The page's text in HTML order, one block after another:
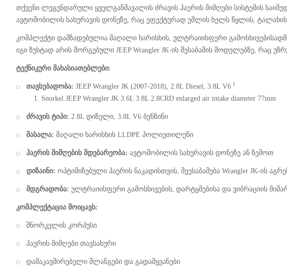
თქვენი ლეგენდარული ყველგანმავალის ძრავის ჰაერის მიმღები სისტემის
ავტომობილის სახურავის დონეზე, რაც ეფექტურად უშლის ხელს წყლის,
კომპლექტი დამზადებულია მაღალი ხარისხის, ულტრაიისფერი
იგი ზუსტად არის მორგებული JEEP Wrangler JK-ის შესაბამის მოდელებზე, რაც
ტექნიკური მახასიათებლები:
თავსებადობა: JEEP Wrangler JK (2007-2018), 2.8L Diesel, 3.8L V6 1
1. Snorkel JEEP Wrangler JK 3.6L 3.8L 2.8CRD enlarged air intake diameter 77mm
ძრავის ტიპი: 2.8L დიზელი, 3.8L V6 ბენზინი
მასალა: მაღალი ხარისხის LLDPE პოლიეთილენი
ჰაერის მიმღების მდებარეობა: ავტომობილის სახურავის დონეზე ან ზემოთ
დიზაინი: ოპტიმიზებული ჰაერის ნაკადისთვის, შეესაბამება Wrangler JK-ის
მდგრადობა: ულტრაიისფერი გამოსხივების, დარტყმებისა და ვიბრაციის
კომპლექტაცია მოიცავს:
შნორკელის კორპუსი
ჰაერის მიმღები თავსახური
დამაკავშირებელი შლანგები და გადამყვანები